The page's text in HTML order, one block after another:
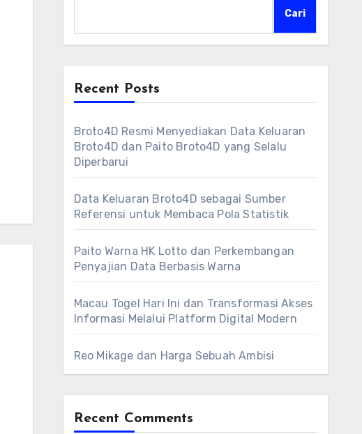
Cari
Recent Posts
Broto4D Resmi Menyediakan Data Keluaran
Broto4D dan Paito Broto4D yang Selalu
Diperbarui
Data Keluaran Broto4D sebagai Sumber
Referensi untuk Membaca Pola Statistik
Paito Warna HK Lotto dan Perkembangan
Penyajian Data Berbasis Warna
Macau Togel Hari Ini dan Transformasi Akses
Informasi Melalui Platform Digital Modern
Reo Mikage dan Harga Sebuah Ambisi
Recent Comments